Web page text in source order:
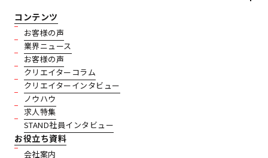
コンテンツ
お客様の声
業界ニュース
お客様の声
クリエイターコラム
クリエイターインタビュー
ノウハウ
求人特集
STAND社員インタビュー
お役立ち資料
会社案内